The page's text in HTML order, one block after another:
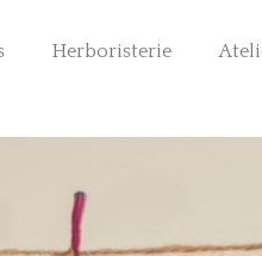
Herboristerie